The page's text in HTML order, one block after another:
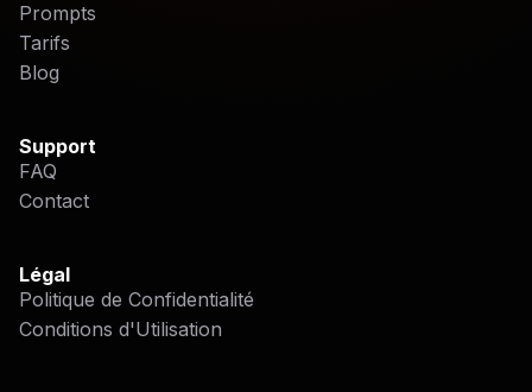
Prompts
Tarifs
Blog
Support
FAQ
Contact
Légal
Politique de Confidentialité
Conditions d'Utilisation